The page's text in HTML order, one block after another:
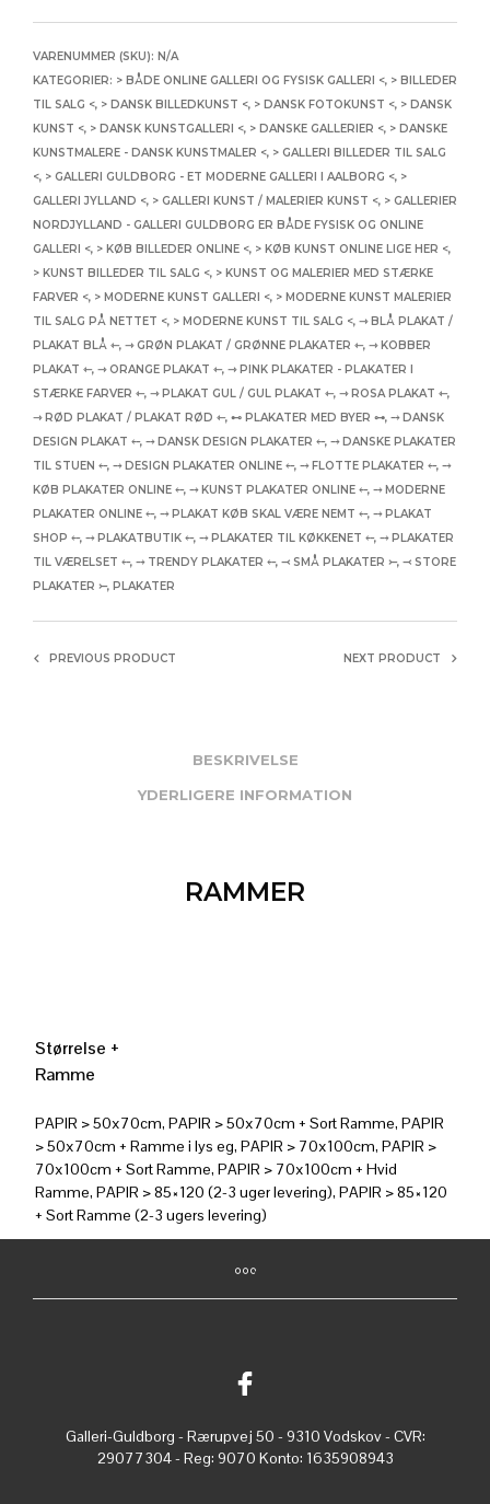
VARENUMMER (SKU): N/A
KATEGORIER: > BÅDE ONLINE GALLERI OG FYSISK GALLERI <, > BILLEDER
TIL SALG <, > DANSK BILLEDKUNST <, > DANSK FOTOKUNST <, > DANSK
KUNST <, > DANSK KUNSTGALLERI <, > DANSKE GALLERIER <, > DANSKE
KUNSTMALERE - DANSK KUNSTMALER <, > GALLERI BILLEDER TIL SALG
<, > GALLERI GULDBORG - ET MODERNE GALLERI I AALBORG <, >
GALLERI JYLLAND <, > GALLERI KUNST / MALERIER KUNST <, > GALLERIER
NORDJYLLAND - GALLERI GULDBORG ER BÅDE FYSISK OG ONLINE
GALLERI <, > KØB BILLEDER ONLINE <, > KØB KUNST ONLINE LIGE HER <,
> KUNST BILLEDER TIL SALG <, > KUNST OG MALERIER MED STÆRKE
FARVER <, > MODERNE KUNST GALLERI <, > MODERNE KUNST MALERIER
TIL SALG PÅ NETTET <, > MODERNE KUNST TIL SALG <, ⇾ BLÅ PLAKAT /
PLAKAT BLÅ ⇽, ⇾ GRØN PLAKAT / GRØNNE PLAKATER ⇽, ⇾ KOBBER
PLAKAT ⇽, ⇾ ORANGE PLAKAT ⇽, ⇾ PINK PLAKATER - PLAKATER I
STÆRKE FARVER ⇽, ⇾ PLAKAT GUL / GUL PLAKAT ⇽, ⇾ ROSA PLAKAT ⇽,
⇾ RØD PLAKAT / PLAKAT RØD ⇽, ⊷ PLAKATER MED BYER ⊶, ⤍ DANSK
DESIGN PLAKAT ⤌, ⤍ DANSK DESIGN PLAKATER ⤌, ⤍ DANSKE PLAKATER
TIL STUEN ⤌, ⤍ DESIGN PLAKATER ONLINE ⤌, ⤍ FLOTTE PLAKATER ⤌, ⤍
KØB PLAKATER ONLINE ⤌, ⤍ KUNST PLAKATER ONLINE ⤌, ⤍ MODERNE
PLAKATER ONLINE ⤌, ⤍ PLAKAT KØB SKAL VÆRE NEMT ⤌, ⤍ PLAKAT
SHOP ⤌, ⤍ PLAKATBUTIK ⤌, ⤍ PLAKATER TIL KØKKENET ⤌, ⤍ PLAKATER
TIL VÆRELSET ⤌, ⤍ TRENDY PLAKATER ⤌, ⤙ SMÅ PLAKATER ⤚, ⤙ STORE
PLAKATER ⤚, PLAKATER
PREVIOUS PRODUCT NEXT PRODUCT
BESKRIVELSE
YDERLIGERE INFORMATION
RAMMER
Størrelse +
Ramme
PAPIR > 50x70cm, PAPIR > 50x70cm + Sort Ramme, PAPIR
> 50x70cm + Ramme i lys eg, PAPIR > 70x100cm, PAPIR >
70x100cm + Sort Ramme, PAPIR > 70x100cm + Hvid
Ramme, PAPIR > 85×120 (2-3 uger levering), PAPIR > 85×120
+ Sort Ramme (2-3 ugers levering)
Galleri-Guldborg - Rærupvej 50 - 9310 Vodskov - CVR:
29077304 - Reg: 9070 Konto: 1635908943